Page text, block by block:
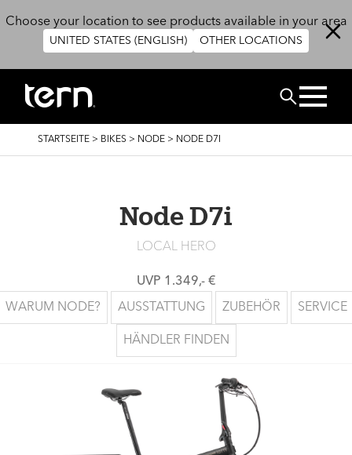
Choose your location to see products available in your area
UNITED STATES (ENGLISH) OTHER LOCATIONS
SUCHEN
PFADNAVIGATION
STARTSEITE > BIKES > NODE > NODE D7I
Node D7i
LOCAL HERO
UVP 1.349,- €
WARUM NODE? AUSSTATTUNG ZUBEHÖR SERVICE
HÄNDLER FINDEN